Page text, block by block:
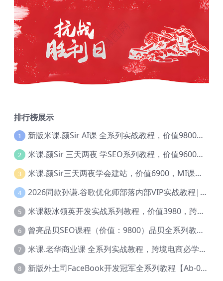
排行榜展示
1 新版米课.颜Sir AI课 全系列实战教程，价值9800，跨境首选！【Ag-0052】
2 米课.颜Sir 三天两夜 学SEO系列教程，价值9600元，跨境人都在学 【Ag-0056】
3 米课.颜Sir三天两夜学会建站，价值6900，MI课甄选课程 【Ag-0055】
4 2026同款孙谦.谷歌优化师部落内部VIP实战教程|价值4999元全网独家解码（官方报名版本）【@034】
5 米课毅冰领英开发实战系列教程，价值3980，跨境必选【Ag-0049】
6 曾亮品贝SEO课程（价值：9800）品贝全系列教程 【Ab-0022】
7 米课.老华商业课 全系列实战教程，跨境电商必学，价值16900元【Ag-0053】
8 新版外土司FaceBook开发冠军全系列教程【Ab-0021】